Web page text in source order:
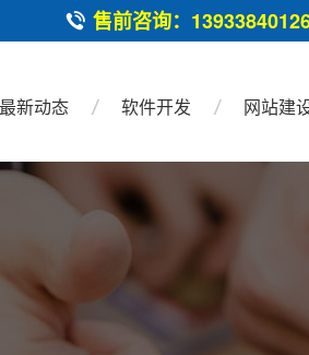
售前咨询：
最新动态 软件开发 网站建